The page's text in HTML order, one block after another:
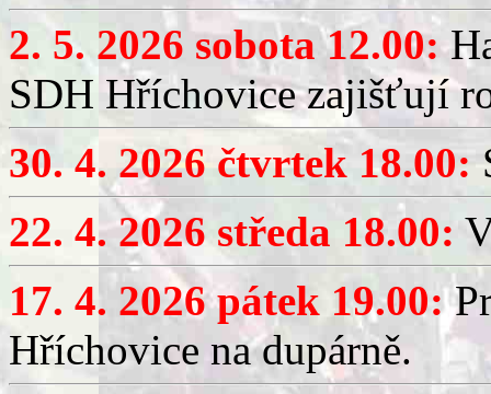
2. 5. 2026 sobota 12.00:
SDH Hříchovice zajišťují
30. 4. 2026 čtvrtek 18.00:
22. 4. 2026 středa 18.00:
17. 4. 2026 pátek 19.00:
Hříchovice na dupárně.